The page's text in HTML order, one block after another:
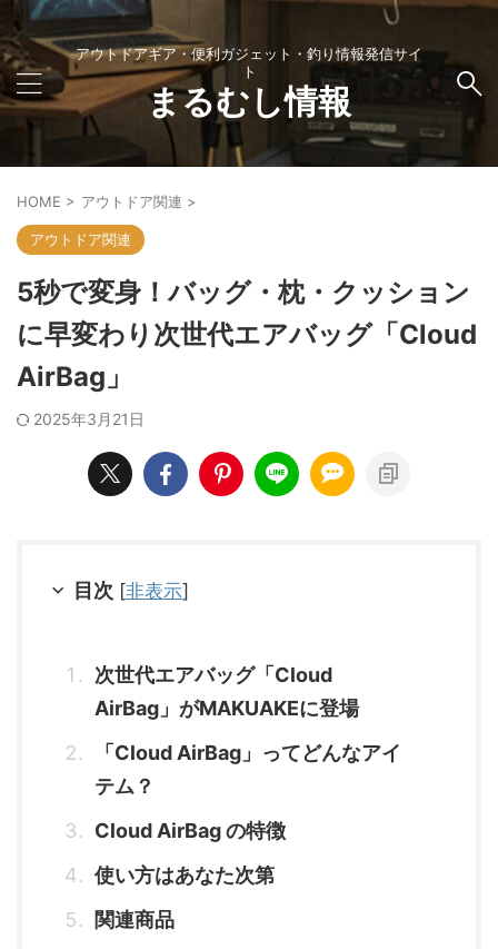
アウトドアギア・便利ガジェット・釣り情報発信サイ
ト
まるむし情報
HOME > アウトドア関連 >
アウトドア関連
5秒で変身！バッグ・枕・クッション
に早変わり次世代エアバッグ「Cloud
AirBag」
2025年3月21日
目次 [非表示]
次世代エアバッグ「Cloud
AirBag」がMAKUAKEに登場
「Cloud AirBag」ってどんなアイ
テム？
Cloud AirBag の特徴
使い方はあなた次第
関連商品